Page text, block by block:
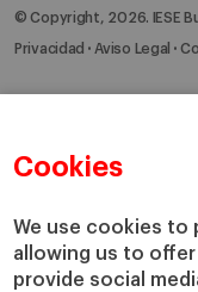
Cookies
We use cookies to
allowing us to
provide social
© Copyright, 2026. IESE
Privacidad Aviso Legal